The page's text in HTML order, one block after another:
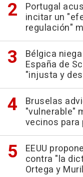
Portugal
incitar un
regulación"
Bélgica
España de
"injusta y
Bruselas
"vulnerable"
vecinos
EEUU
contra "la
Ortega y